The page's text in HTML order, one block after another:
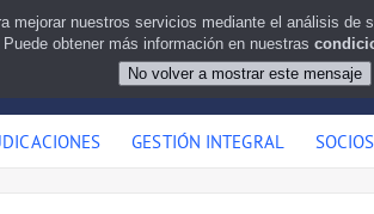
GESTIÓN INTEGRAL
nuestros servicios mediante el análisis
Puede obtener más información en nuestras